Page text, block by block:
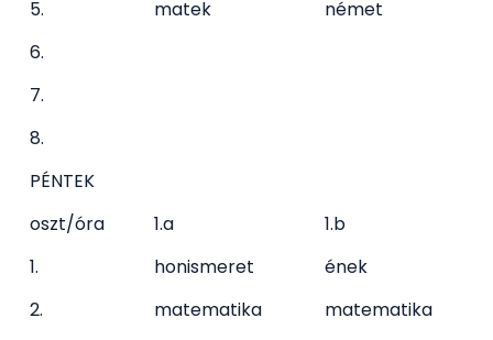
5.
matek
német
6.
7.
8.
PÉNTEK
oszt/óra
1.a
1.b
1.
honismeret
ének
2.
matematika
matematika